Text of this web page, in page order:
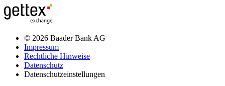
© 2026 Baader Bank AG
Impressum
Rechtliche Hinweise
Datenschutz
Datenschutzeinstellungen